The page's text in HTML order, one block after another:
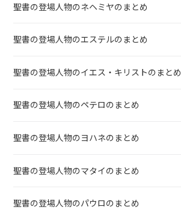
聖書の登場人物のネヘミヤのまとめ
聖書の登場人物のエステルのまとめ
聖書の登場人物のイエス・キリストのまとめ
聖書の登場人物のペテロのまとめ
聖書の登場人物のヨハネのまとめ
聖書の登場人物のマタイのまとめ
聖書の登場人物のパウロのまとめ